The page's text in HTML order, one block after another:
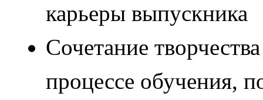
карьеры выпускника
Сочетание
процессе обучения,